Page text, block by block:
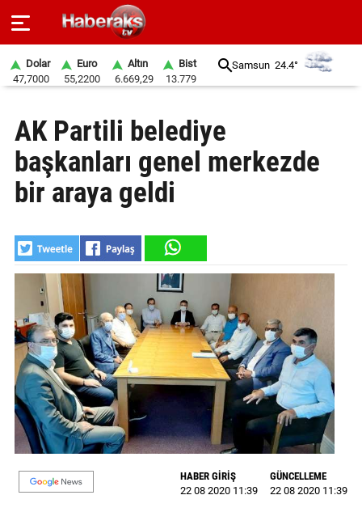
SPOR
YAŞAM
EKONOMİ
BELEDİYELER
SAĞLIK
SİYASET
EĞİTİM
GALERİ
VİDEO
YAZARLAR
BİZE
Dolar
47,7000
Euro
55,2200
Altın
6.669,29
Bist
13.779
Samsun 24.4°
AK Partili belediye
başkanları genel merkezde
bir araya geldi
HABER GİRİŞ
22 08 2020 11:39
GÜNCELLEME
22 08 2020 11:39